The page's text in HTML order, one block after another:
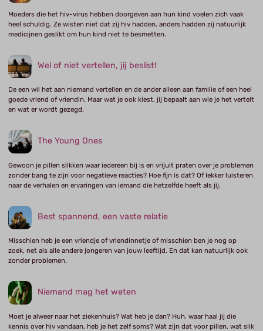
Moeders die het hiv-virus hebben doorgeven aan hun kind voelen zich vaak
heel schuldig. Ze wisten niet dat zij hiv hadden, anders hadden zij natuurlijk
medicijnen geslikt om hun kind niet te besmetten.
Wel of niet vertellen, jij beslist!
De een wil het aan niemand vertellen en de ander alleen aan familie of een heel
goede vriend of vriendin. Maar wat je ook kiest, jij bepaalt aan wie je het vertelt
en wat er wordt gezegd.
The Young Ones
Gewoon je pillen slikken waar iedereen bij is en vrijuit praten over je problemen
zonder bang te zijn voor negatieve reacties? Hoe fijn is dat? Of lekker luisteren
naar de verhalen en ervaringen van iemand die hetzelfde heeft als jij.
Best spannend, een vaste relatie
Misschien heb je een vriendje of vriendinnetje of misschien ben je nog op
zoek, net als alle andere jongeren van jouw leeftijd. En dat kan natuurlijk ook
zonder problemen.
Niemand mag het weten
Moet je alweer naar het ziekenhuis? Wat heb je dan? Huh, waar haal jij die
kennis over hiv vandaan, heb je het zelf soms? Wat zijn dat voor pillen, wat slik